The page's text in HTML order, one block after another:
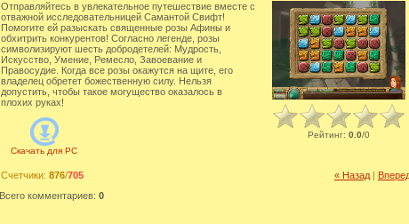
Отправляйтесь в увлекательное путешествие вместе с
отважной исследовательницей Самантой Свифт!
Помогите ей разыскать священные розы Афины и
обхитрить конкурентов! Согласно легенде, розы
символизируют шесть добродетелей: Мудрость,
Искусство, Умение, Ремесло, Завоевание и
Правосудие. Когда все розы окажутся на щите, его
владелец обретет божественную силу. Нельзя
допустить, чтобы такое могущество оказалось в
плохих руках!
Скачать для PC
Рейтинг: 0.0/0
« Назад
Счетчики: 876/705
Всего комментариев: 0